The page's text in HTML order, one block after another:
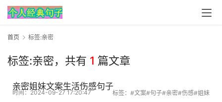
首页 标签:亲密
标签:亲密， 共有 1 篇文章
亲密姐妹文案生活伤感句子
时间：2024-09-27 17:20:47 标签： #文案#句子#亲密#伤感#姐妹